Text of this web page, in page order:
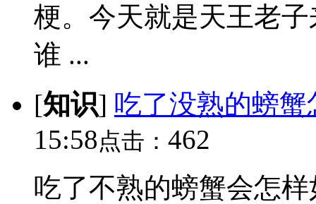
梗。今天就是天王老
谁 ...
[知识] 吃了没熟的螃蟹
15:58点击： 462
吃了不熟的螃蟹会怎